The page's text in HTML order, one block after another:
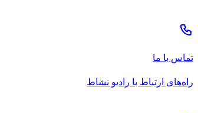
تماس با ما
راه‌های ارتباط با رادیو نشاط